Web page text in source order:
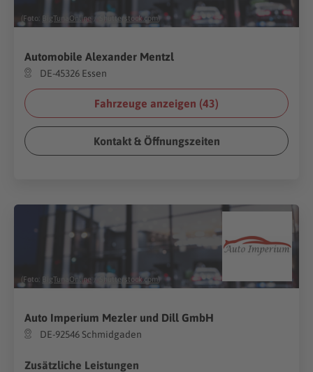
(Foto: BigTunaOnline / Shutterstock.com)
Automobile Alexander Mentzl
DE-45326 Essen
Fahrzeuge anzeigen (43)
Kontakt & Öffnungszeiten
(Foto: BigTunaOnline / Shutterstock.com)
Auto Imperium Mezler und Dill GmbH
DE-92546 Schmidgaden
Zusätzliche Leistungen